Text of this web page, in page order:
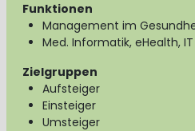
Funktionen
Management im
Med. Informatik, eHealth, IT
Zielgruppen
Aufsteiger
Einsteiger
Umsteiger